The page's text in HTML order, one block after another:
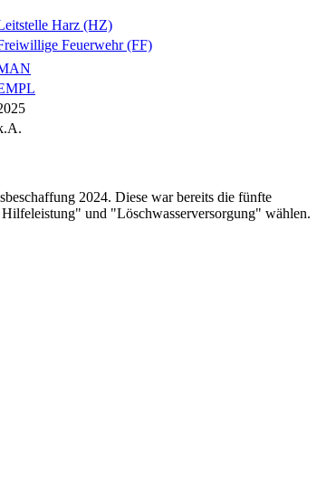
Harz (HZ)
Feuerwehr (FF)
2024. Diese war bereits die fünfte
und "Löschwasserversorgung" wählen.